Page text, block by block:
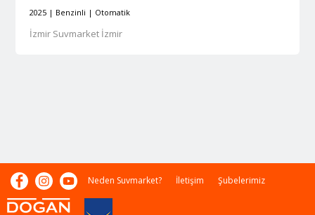
2025 | Benzinli | Otomatik
İzmir Suvmarket İzmir
Neden Suvmarket? İletişim Şubelerimiz